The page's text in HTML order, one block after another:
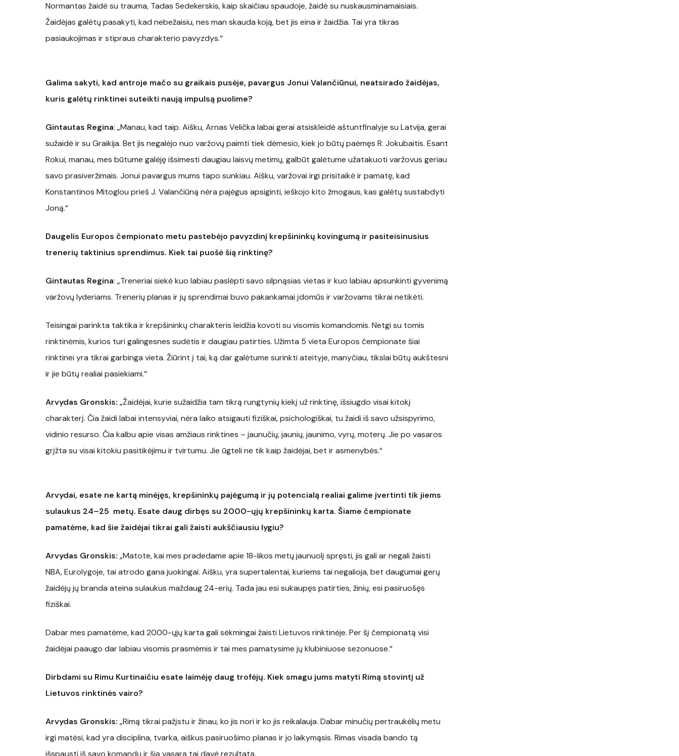
Normantas žaidė su trauma, Tadas Sedekerskis, kaip skaičiau spaudoje, žaidė su nuskausminamaisiais.
Žaidėjas galėtų pasakyti, kad nebežaisiu, nes man skauda koją, bet jis eina ir žaidžia. Tai yra tikras
pasiaukojimas ir stipraus charakterio pavyzdys.“
Galima sakyti, kad antroje mačo su graikais pusėje, pavargus Jonui Valančiūnui, neatsirado žaidėjas,
kuris galėtų rinktinei suteikti naują impulsą puolime?
Gintautas Regina: „Manau, kad taip. Aišku, Arnas Velička labai gerai atsiskleidė aštuntfinalyje su Latvija, gerai
sužaidė ir su Graikija. Bet jis negalėjo nuo varžovų paimti tiek dėmesio, kiek jo būtų paėmęs R. Jokubaitis. Esant
Rokui, manau, mes būtume galėję išsimesti daugiau laisvų metimų, galbūt galėtume užatakuoti varžovus geriau
savo prasiveržimais. Jonui pavargus mums tapo sunkiau. Aišku, varžovai irgi prisitaikė ir pamatę, kad
Konstantinos Mitoglou prieš J. Valančiūną nėra pajėgus apsiginti, ieškojo kito žmogaus, kas galėtų sustabdyti
Joną.“
Daugelis Europos čempionato metu pastebėjo pavyzdinį krepšininkų kovingumą ir pasiteisinusius
trenerių taktinius sprendimus. Kiek tai puošė šią rinktinę?
Gintautas Regina: „Treneriai siekė kuo labiau paslėpti savo silpnąsias vietas ir kuo labiau apsunkinti gyvenimą
varžovų lyderiams. Trenerių planas ir jų sprendimai buvo pakankamai įdomūs ir varžovams tikrai netikėti.
Teisingai parinkta taktika ir krepšininkų charakteris leidžia kovoti su visomis komandomis. Netgi su tomis
rinktinėmis, kurios turi galingesnes sudėtis ir daugiau patirties. Užimta 5 vieta Europos čempionate šiai
rinktinei yra tikrai garbinga vieta. Žiūrint į tai, ką dar galėtume surinkti ateityje, manyčiau, tikslai būtų aukštesni
ir jie būtų realiai pasiekiami.“
Arvydas Gronskis: „Žaidėjai, kurie sužaidžia tam tikrą rungtynių kiekį už rinktinę, išsiugdo visai kitokį
charakterį. Čia žaidi labai intensyviai, nėra laiko atsigauti fiziškai, psichologiškai, tu žaidi iš savo užsispyrimo,
vidinio resurso. Čia kalbu apie visas amžiaus rinktines – jaunučių, jaunių, jaunimo, vyrų, moterų. Jie po vasaros
grįžta su visai kitokiu pasitikėjimu ir tvirtumu. Jie ūgteli ne tik kaip žaidėjai, bet ir asmenybės.“
Arvydai, esate ne kartą minėjęs, krepšininkų pajėgumą ir jų potencialą realiai galime įvertinti tik jiems
sulaukus 24–25 metų. Esate daug dirbęs su 2000-ųjų krepšininkų karta. Šiame čempionate
pamatėme, kad šie žaidėjai tikrai gali žaisti aukščiausiu lygiu?
Arvydas Gronskis: „Matote, kai mes pradedame apie 18-likos metų jaunuolį spręsti, jis gali ar negali žaisti
NBA, Eurolygoje, tai atrodo gana juokingai. Aišku, yra supertalentai, kuriems tai negalioja, bet daugumai gerų
žaidėjų jų branda ateina sulaukus maždaug 24-erių. Tada jau esi sukaupęs patirties, žinių, esi pasiruošęs
fiziškai.
Dabar mes pamatėme, kad 2000-ųjų karta gali sėkmingai žaisti Lietuvos rinktinėje. Per šį čempionatą visi
žaidėjai paaugo dar labiau visomis prasmėmis ir tai mes pamatysime jų klubiniuose sezonuose.“
Dirbdami su Rimu Kurtinaičiu esate laimėję daug trofėjų. Kiek smagu jums matyti Rimą stovintį už
Lietuvos rinktinės vairo?
Arvydas Gronskis: „Rimą tikrai pažįstu ir žinau, ko jis nori ir ko jis reikalauja. Dabar minučių pertraukėlių metu
irgi matėsi, kad yra disciplina, tvarka, aiškus pasiruošimo planas ir jo laikymąsis. Rimas visada bando tą
išspausti iš savo komandų ir šią vasarą tai davė rezultatą.